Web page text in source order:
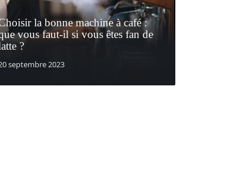
la bonne machine à café :
vous faut-il si vous êtes fan de
?
septembre 2023